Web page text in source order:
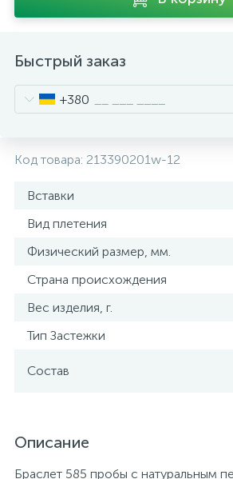
Быстрый заказ
+380
Код товара: 213390201w-12
Вставки
Вид плетения
Физический размер, мм.
Страна происхождения
Вес изделия, г.
Тип Застежки
Состав
Описание
Браслет 585 пробы с натуральным